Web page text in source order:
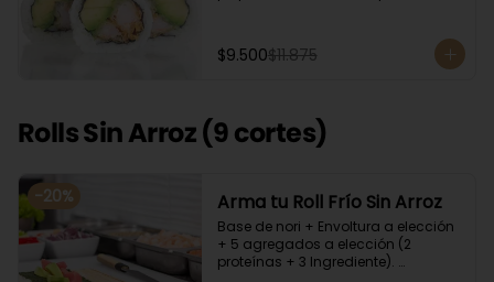
$9.500$11.875
Rolls Sin Arroz (9 cortes)
-20% Arma tu Roll Frío Sin Arroz
Base de nori + Envoltura a elección
+ 5 agregados a elección (2
proteínas + 3 Ingrediente).